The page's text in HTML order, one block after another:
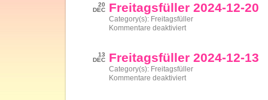
27
20
DEC
Freitagsfüller 2024-12-20
Category(s): Freitagsfüller
Kommentare deaktiviertfür
20
13
DEC
Freitagsfüller 2024-12-13
Category(s): Freitagsfüller
Kommentare deaktiviertfür